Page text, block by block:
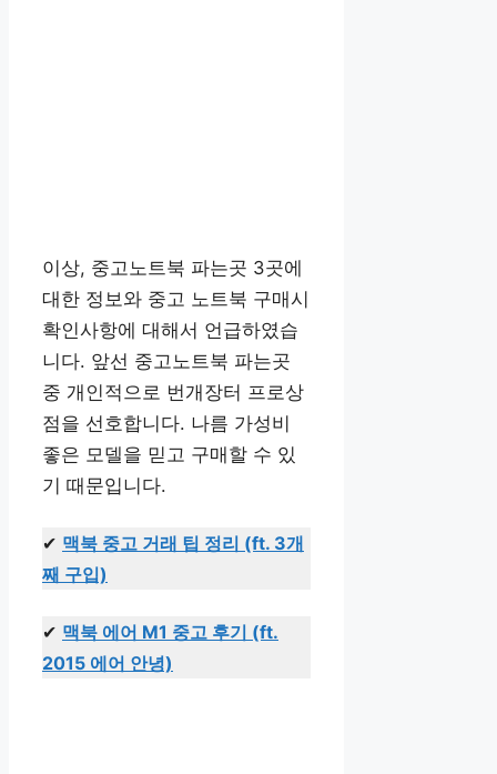
이상, 중고노트북 파는곳 3곳에
대한 정보와 중고 노트북 구매시
확인사항에 대해서 언급하였습
니다. 앞선 중고노트북 파는곳
중 개인적으로 번개장터 프로상
점을 선호합니다. 나름 가성비
좋은 모델을 믿고 구매할 수 있
기 때문입니다.
✔ 맥북 중고 거래 팁 정리 (ft. 3개
째 구입)
✔ 맥북 에어 M1 중고 후기 (ft.
2015 에어 안녕)